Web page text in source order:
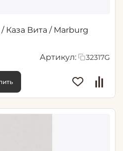
/ Каза Вита / Marburg
Артикул: 32317G